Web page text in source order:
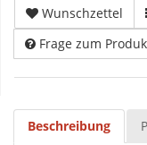
Wunschzettel
Frage zum
Beschreibung